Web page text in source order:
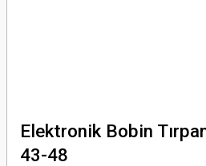
Elektronik Bobin
43-48